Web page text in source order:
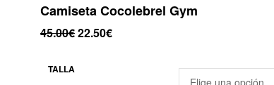
Camiseta Cocolebrel Gym
45.00€22.50€
TALLA